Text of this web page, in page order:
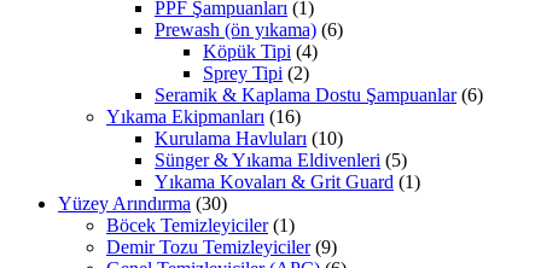
PPF Şampuanları (1)
Prewash (ön yıkama) (6)
Köpük Tipi (4)
Sprey Tipi (2)
Seramik & Kaplama Dostu Şampuanlar (6)
Yıkama Ekipmanları (16)
Kurulama Havluları (10)
Sünger & Yıkama Eldivenleri (5)
Yıkama Kovaları & Grit Guard (1)
Yüzey Arındırma (30)
Böcek Temizleyiciler (1)
Demir Tozu Temizleyiciler (9)